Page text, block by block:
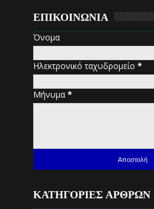
ΕΠΙΚΟΙΝΩΝΙΑ
Όνομα
Ηλεκτρονικό ταχυδρομείο*
Μήνυμα*
ΚΑΤΗΓΟΡΙΕΣ ΑΡΘΡΩΝ